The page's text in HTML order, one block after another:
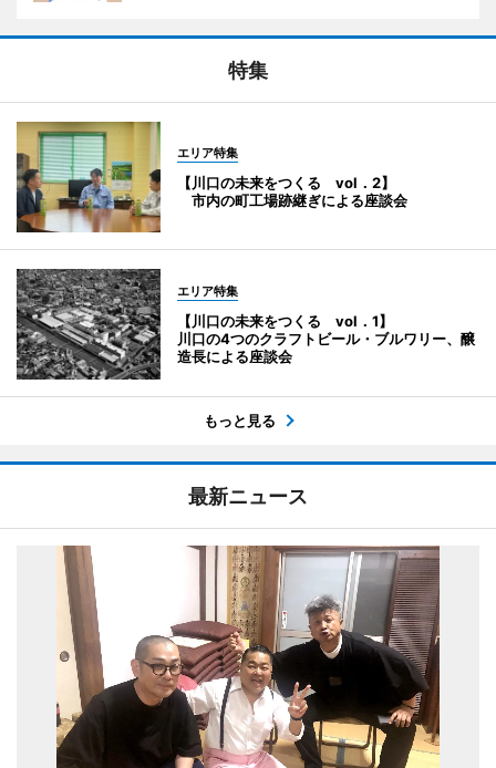
特集
エリア特集
【川口の未来をつくる vol．2】
市内の町工場跡継ぎによる座談会
エリア特集
【川口の未来をつくる vol．1】
川口の4つのクラフトビール・ブルワリー、醸
造長による座談会
もっと見る
最新ニュース